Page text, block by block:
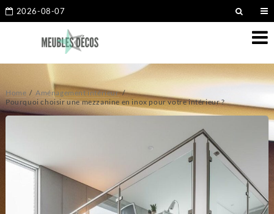
2026-08-07
Home
Aménagement intérieur
Pourquoi choisir une mezzanine en inox pour votre intérieur ?